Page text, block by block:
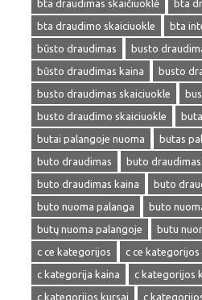
bta draudimas skaičiuoklė
bta
bta draudimo skaiciuokle
bta
būsto draudimas
busto
būsto draudimas kaina
busto
busto draudimas skaiciuokle
busto draudimo skaiciuokle
butai palangoje nuoma
butas
buto draudimas
buto
buto draudimas kaina
buto
buto nuoma palanga
buto
butų nuoma palangoje
butu
c ce kategorijos
c ce kategorijos
c kategorija kaina
c kategorijos
c kategorijos kursai
c